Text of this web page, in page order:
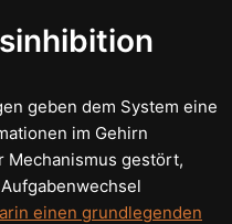
geben dem System eine
im Gehirn
gestört,
einen grundlegenden